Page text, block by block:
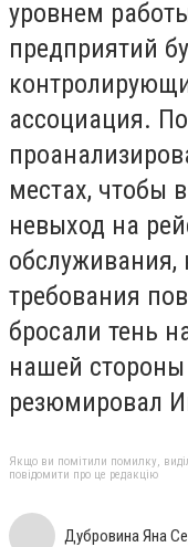
уровнем
предприятий
ассоциация.
местах, чтобы
невыход на
обслуживания,
требования
бросали тень
нашей стороны
резюмировал
Якщо ви помітили помилку,
повідомити про це редакцію
Дубровина Яна